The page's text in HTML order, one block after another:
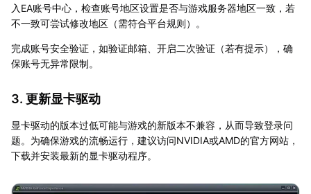
入EA账号中心，检查账号地区设置是否与游戏服务器地区一致，若
不一致可尝试修改地区（需符合平台规则）。
完成账号安全验证，如验证邮箱、开启二次验证（若有提示），确
保账号无异常限制。
3. 更新显卡驱动
显卡驱动的版本过低可能与游戏的新版本不兼容，从而导致登录问
题。为确保游戏的流畅运行，建议访问NVIDIA或AMD的官方网站，
下载并安装最新的显卡驱动程序。